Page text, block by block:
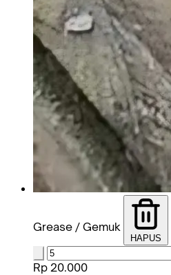
Grease / Gemuk
HAPUS
Rp 20.000